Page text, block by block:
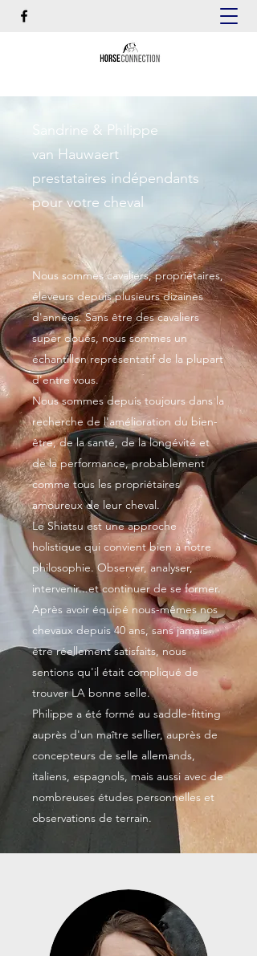
Sandrine & Philippe
van Hauwaert
prestataires indépendants
pour votre cheval
Nous sommes cavaliers, propriétaires,
éleveurs depuis plusieurs dizaines
d'années. Sans être des cavaliers
super doués, nous sommes un
échantillon représentatif de la plupart
d'entre vous.
Nous sommes depuis toujours dans la
recherche de l'amélioration du bien-
être, de la santé, de la longévité et
de la performance, probablement
comme tous les propriétaires
amoureux de leur cheval.
Le Shiatsu est une approche
holistique qui convient bien à notre
philosophie. Observer, analyser,
intervenir...et continuer de se former.
Après avoir équipé nous-mêmes nos
chevaux depuis 40 ans, sans jamais
être réellement satisfaits, nous
sentions qu'il était compliqué de
trouver LA bonne selle.
Philippe a été formé au saddle-fitting
auprès d'un maître sellier, auprès de
concepteurs de selle allemands,
italiens, espagnols, mais aussi avec de
nombreuses études personnelles et
observations de terrain.